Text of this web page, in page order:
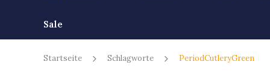
Sale
Startseite Schlagworte PeriodCutleryGreen